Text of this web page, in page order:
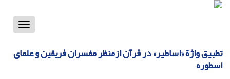
Toggle
تطبیق واژة «اساطیر» در قرآن ازمنظر مفسران فریقین و علمای
اسطوره